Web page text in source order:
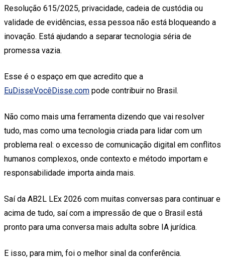
Resolução 615/2025, privacidade, cadeia de custódia ou
validade de evidências, essa pessoa não está bloqueando a
inovação. Está ajudando a separar tecnologia séria de
promessa vazia.
Esse é o espaço em que acredito que a
EuDisseVocêDisse.com pode contribuir no Brasil.
Não como mais uma ferramenta dizendo que vai resolver
tudo, mas como uma tecnologia criada para lidar com um
problema real: o excesso de comunicação digital em conflitos
humanos complexos, onde contexto e método importam e
responsabilidade importa ainda mais.
Saí da AB2L LEx 2026 com muitas conversas para continuar e
acima de tudo, saí com a impressão de que o Brasil está
pronto para uma conversa mais adulta sobre IA jurídica.
E isso, para mim, foi o melhor sinal da conferência.